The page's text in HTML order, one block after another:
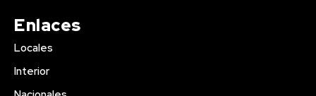
Enlaces
Locales
Interior